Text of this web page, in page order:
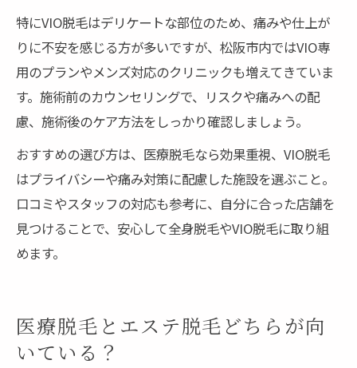
特にVIO脱毛はデリケートな部位のため、痛みや仕上が
りに不安を感じる方が多いですが、松阪市内ではVIO専
用のプランやメンズ対応のクリニックも増えてきていま
す。施術前のカウンセリングで、リスクや痛みへの配
慮、施術後のケア方法をしっかり確認しましょう。
おすすめの選び方は、医療脱毛なら効果重視、VIO脱毛
はプライバシーや痛み対策に配慮した施設を選ぶこと。
口コミやスタッフの対応も参考に、自分に合った店舗を
見つけることで、安心して全身脱毛やVIO脱毛に取り組
めます。
医療脱毛とエステ脱毛どちらが向
いている？